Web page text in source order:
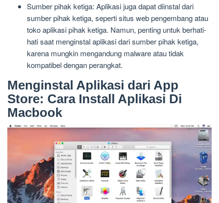
Sumber pihak ketiga: Aplikasi juga dapat diinstal dari
sumber pihak ketiga, seperti situs web pengembang atau
toko aplikasi pihak ketiga. Namun, penting untuk berhati-
hati saat menginstal aplikasi dari sumber pihak ketiga,
karena mungkin mengandung malware atau tidak
kompatibel dengan perangkat.
Menginstal Aplikasi dari App
Store: Cara Install Aplikasi Di
Macbook